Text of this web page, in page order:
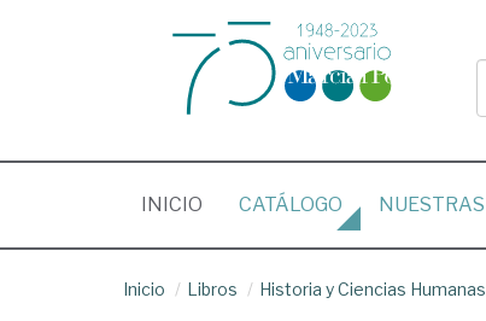
INICIO (CURRENT)
CATÁLOGO NUESTRAS
Inicio Libros Historia y Ciencias Humanas